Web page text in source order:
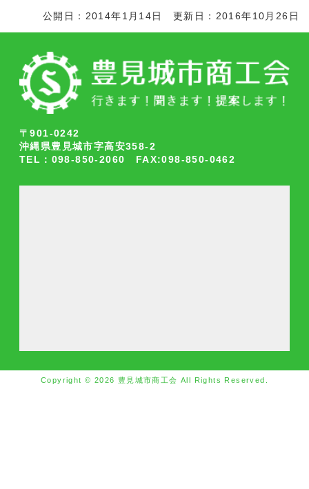
公開日：2014年1月14日 更新日：2016年10月26日
〒901-0242
沖縄県豊見城市字高安358-2
TEL：098-850-2060 FAX:098-850-0462
Copyright © 2026 豊見城市商工会 All Rights Reserved.